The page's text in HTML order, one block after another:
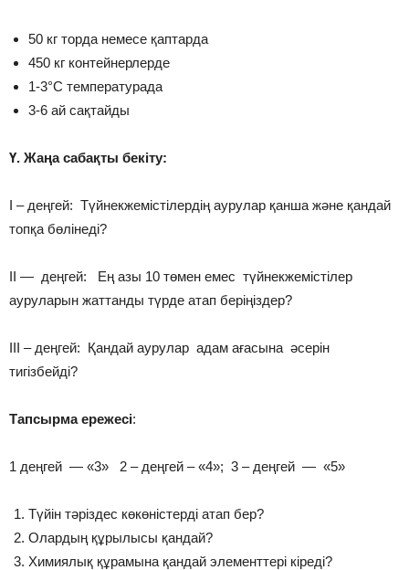
50 кг торда немесе қаптарда
450 кг контейнерлерде
1-3°С температурада
3-6 ай сақтайды
Ү. Жаңа сабақты бекіту:
І – деңгей: Түйнекжемістілердің аурулар қанша және қандай
топқа бөлінеді?
ІІ — деңгей: Ең азы 10 төмен емес түйнекжемістілер
ауруларын жаттанды түрде атап беріңіздер?
ІІІ – деңгей: Қандай аурулар адам ағасына әсерін
тигізбейді?
Тапсырма ережесі:
1 деңгей — «3» 2 – деңгей – «4»; 3 – деңгей — «5»
Түйін тәріздес көкөністерді атап бер?
Олардың құрылысы қандай?
Химиялық құрамына қандай элементтері кіреді?